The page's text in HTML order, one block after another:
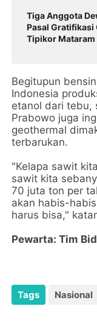
Tiga Anggota
Pasal Gratifikasi
Tipikor Mataram
Begitupun
Indonesia
etanol dari tebu,
Prabowo juga
geothermal
terbarukan.
"Kelapa sawit
sawit kita
70 juta ton per
akan habis-
harus bisa,"
Pewarta: Tim
Tags Nasional